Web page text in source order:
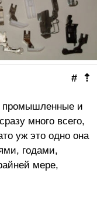
⇡
#
и
много всего,
уж это одно она
годами,
мере,